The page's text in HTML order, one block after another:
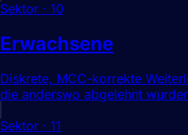
Sektor · 10
Erwachsene
Diskrete, MCC-korrekte
die anderswo abgelehnt
Sektor · 11